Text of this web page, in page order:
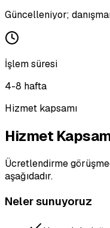
Güncelleniyor;
İşlem süresi
4-8 hafta
Hizmet kapsamı
Hizmet
Ücretlendirme
aşağıdadır.
Neler sunuyoruz